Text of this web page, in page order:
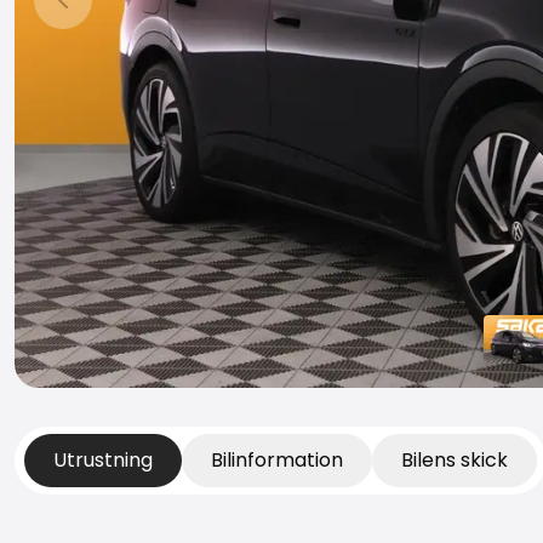
Föregående bild
Utrustning Bilinformation Bilens skick